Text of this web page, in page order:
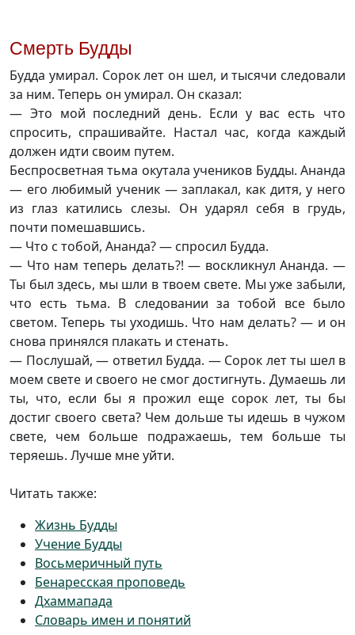
Смерть Будды
Будда умирал. Сорок лет он шел, и тысячи следовали
за ним. Теперь он умирал. Он сказал:
— Это мой последний день. Если у вас есть что
спросить, спрашивайте. Настал час, когда каждый
должен идти своим путем.
Беспросветная тьма окутала учеников Будды. Ананда
— его любимый ученик — заплакал, как дитя, у него
из глаз катились слезы. Он ударял себя в грудь,
почти помешавшись.
— Что с тобой, Ананда? — спросил Будда.
— Что нам теперь делать?! — воскликнул Ананда. —
Ты был здесь, мы шли в твоем свете. Мы уже забыли,
что есть тьма. В следовании за тобой все было
светом. Теперь ты уходишь. Что нам делать? — и он
снова принялся плакать и стенать.
— Послушай, — ответил Будда. — Сорок лет ты шел в
моем свете и своего не смог достигнуть. Думаешь ли
ты, что, если бы я прожил еще сорок лет, ты бы
достиг своего света? Чем дольше ты идешь в чужом
свете, чем больше подражаешь, тем больше ты
теряешь. Лучше мне уйти.
Читать также:
Жизнь Будды
Учение Будды
Восьмеричный путь
Бенаресская проповедь
Дхаммапада
Словарь имен и понятий